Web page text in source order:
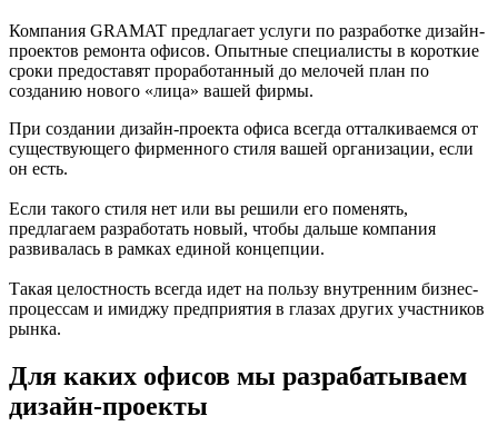
Компания GRAMAT предлагает услуги по разработке дизайн-
проектов ремонта офисов. Опытные специалисты в короткие
сроки предоставят проработанный до мелочей план по
созданию нового «лица» вашей фирмы.
При создании дизайн-проекта офиса всегда отталкиваемся от
существующего фирменного стиля вашей организации, если
он есть.
Если такого стиля нет или вы решили его поменять,
предлагаем разработать новый, чтобы дальше компания
развивалась в рамках единой концепции.
Такая целостность всегда идет на пользу внутренним бизнес-
процессам и имиджу предприятия в глазах других участников
рынка.
Для каких офисов мы разрабатываем
дизайн-проекты